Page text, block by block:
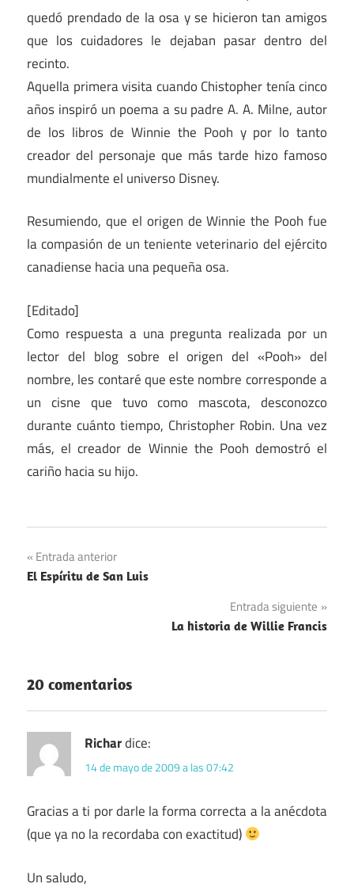
quedó prendado de la osa y se hicieron tan amigos
que los cuidadores le dejaban pasar dentro del
recinto.
Aquella primera visita cuando Chistopher tenía cinco
años inspiró un poema a su padre A. A. Milne, autor
de los libros de Winnie the Pooh y por lo tanto
creador del personaje que más tarde hizo famoso
mundialmente el universo Disney.
Resumiendo, que el origen de Winnie the Pooh fue
la compasión de un teniente veterinario del ejército
canadiense hacia una pequeña osa.
[Editado]
Como respuesta a una pregunta realizada por un
lector del blog sobre el origen del «Pooh» del
nombre, les contaré que este nombre corresponde a
un cisne que tuvo como mascota, desconozco
durante cuánto tiempo, Christopher Robin. Una vez
más, el creador de Winnie the Pooh demostró el
cariño hacia su hijo.
Navegación
de
Entrada anterior
El Espíritu de San Luis
Entrada siguiente
La historia de Willie Francis
20 comentarios
Richardice:
14 de mayo de 2009 a las 07:42
Gracias a ti por darle la forma correcta a la anécdota
(que ya no la recordaba con exactitud)
Un saludo,